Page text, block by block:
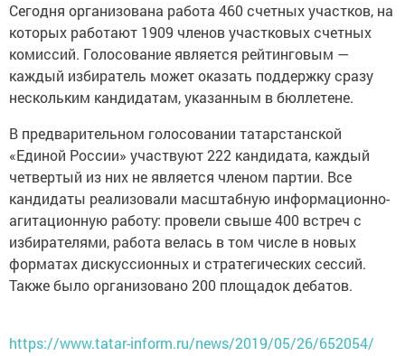
Сегодня организована работа 460 счетных участков, на
которых работают 1909 членов участковых счетных
комиссий. Голосование является рейтинговым —
каждый избиратель может оказать поддержку сразу
нескольким кандидатам, указанным в бюллетене.
В предварительном голосовании татарстанской
«Единой России» участвуют 222 кандидата, каждый
четвертый из них не является членом партии. Все
кандидаты реализовали масштабную информационно-
агитационную работу: провели свыше 400 встреч с
избирателями, работа велась в том числе в новых
форматах дискуссионных и стратегических сессий.
Также было организовано 200 площадок дебатов.
https://www.tatar-inform.ru/news/2019/05/26/652054/